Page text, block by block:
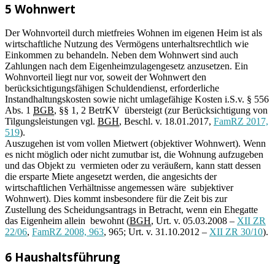
5 Wohnwert
Der Wohnvorteil durch mietfreies Wohnen im eigenen Heim ist als
wirtschaftliche Nutzung des Vermögens unterhaltsrechtlich wie
Einkommen zu behandeln. Neben dem Wohnwert sind auch
Zahlungen nach dem Eigenheimzulagengesetz anzusetzen. Ein
Wohnvorteil liegt nur vor, soweit der Wohnwert den
berücksichtigungsfähigen Schuldendienst, erforderliche
Instandhaltungskosten sowie nicht umlagefähige Kosten i.S.v. § 556
Abs. 1 BGB, §§ 1, 2 BetrKV übersteigt (zur Berücksichtigung von
Tilgungsleistungen vgl. BGH, Beschl. v. 18.01.2017, FamRZ 2017,
519).
Auszugehen ist vom vollen Mietwert (objektiver Wohnwert). Wenn
es nicht möglich oder nicht zumutbar ist, die Wohnung aufzugeben
und das Objekt zu vermieten oder zu veräußern, kann statt dessen
die ersparte Miete angesetzt werden, die angesichts der
wirtschaftlichen Verhältnisse angemessen wäre subjektiver
Wohnwert). Dies kommt insbesondere für die Zeit bis zur
Zustellung des Scheidungsantrags in Betracht, wenn ein Ehegatte
das Eigenheim allein bewohnt (BGH, Urt. v. 05.03.2008 – XII ZR
22/06, FamRZ 2008, 963, 965; Urt. v. 31.10.2012 – XII ZR 30/10).
6 Haushaltsführung